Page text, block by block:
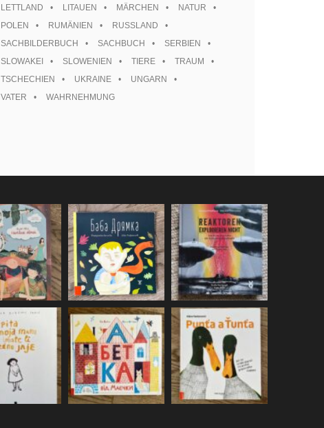
LETTLAND
LITAUEN MÄRCHEN
NATUR
POLEN
RUMÄNIEN
RUSSLAND
SACHBILDERBUCH
SACHBUCH
SERBIEN
SLOWAKEI
SLOWENIEN TIERE
TRAUM
TSCHECHIEN
UKRAINE
UNGARN
VATER
WAHRNEHMUNG